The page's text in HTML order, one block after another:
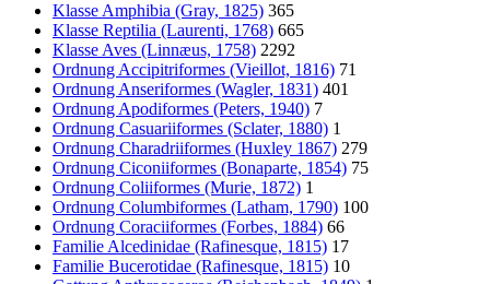
Klasse Amphibia (Gray, 1825) 365
Klasse Reptilia (Laurenti, 1768) 665
Klasse Aves (Linnæus, 1758) 2292
Ordnung Accipitriformes (Vieillot, 1816) 71
Ordnung Anseriformes (Wagler, 1831) 401
Ordnung Apodiformes (Peters, 1940) 7
Ordnung Casuariiformes (Sclater, 1880) 1
Ordnung Charadriiformes (Huxley 1867) 279
Ordnung Ciconiiformes (Bonaparte, 1854) 75
Ordnung Coliiformes (Murie, 1872) 1
Ordnung Columbiformes (Latham, 1790) 100
Ordnung Coraciiformes (Forbes, 1884) 66
Familie Alcedinidae (Rafinesque, 1815) 17
Familie Bucerotidae (Rafinesque, 1815) 10